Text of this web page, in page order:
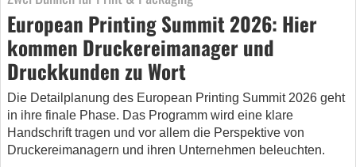
European Printing Summit 2026: Hier
kommen Druckereimanager und
Druckkunden zu Wort
Die Detailplanung des European Printing Summit 2026 geht
in ihre finale Phase. Das Programm wird eine klare
Handschrift tragen und vor allem die Perspektive von
Druckereimanagern und ihren Unternehmen beleuchten.